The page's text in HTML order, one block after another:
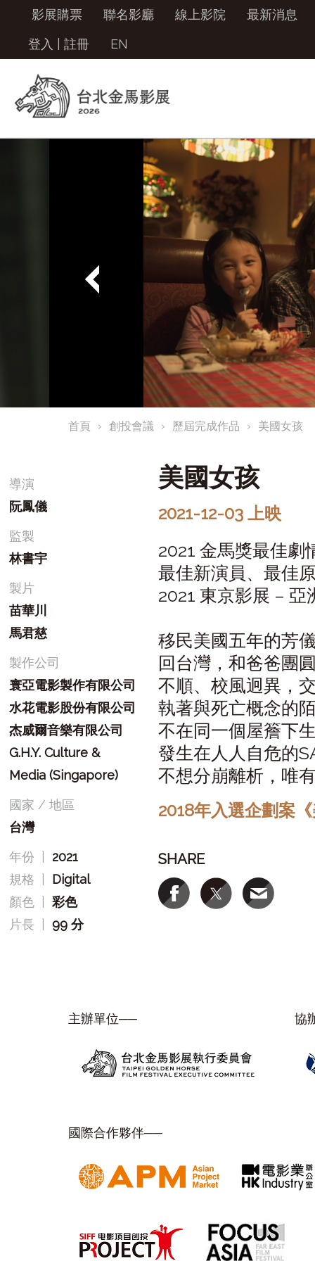
影展購票 聯名影廳 線上影院
最新消息
登入
註冊 EN
首頁 創投會議 歷屆完成作品 美國女孩
導演
阮鳳儀
監製
林書宇
製片
苗華川
馬君慈
製作公司
寰亞電影製作有限公司
水花電影股份有限公司
杰威爾音樂有限公司
G.H.Y. Culture &
Media (Singapore)
國家 / 地區
台灣
年份
2021
規格
Digital
顏色 |彩色
片長 |99 分
美國女孩
2021-12-03 上映
2021 金馬獎最佳劇
最佳新演員、最佳
2021 東京影展 – 亞
移民美國五年的芳
回台灣，和爸爸團
不順、校風迥異，
執著與死亡概念的
不在同一個屋簷下
發生在人人自危的
不想分崩離析，唯
2018年入選企劃案
SHARE
主辦單位── 協
國際合作夥伴──